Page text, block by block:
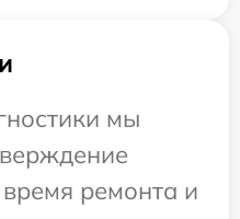
мы
ремонта и